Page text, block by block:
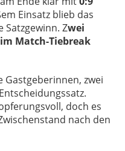
Einsatz blieb das
Satzgewinn. Zwei
Match-Tiebreak
Gastgeberinnen, zwei
doch es
nach den